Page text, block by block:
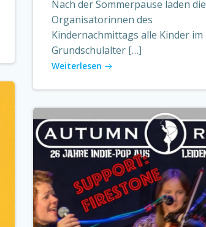
Nach der Sommerpause laden die
Organisatorinnen des
Kindernachmittags alle Kinder im
Grundschulalter […]
Weiterlesen